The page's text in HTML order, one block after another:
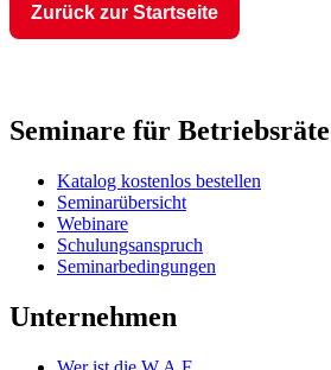
Zurück zur Startseite
Seminare für Betriebsräte
Katalog kostenlos bestellen
Seminarübersicht
Webinare
Schulungsanspruch
Seminarbedingungen
Unternehmen